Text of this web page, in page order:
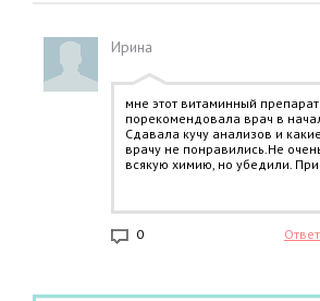
Ирина
мне этот витаминный препарат
порекомендовала врач в
Сдавала кучу анализов и
врачу не понравились.Не
всякую химию, но убедили.
таблетке раз в день, потм
слабить и, в испуге,
очередной прием, рассказала,
усомнилась, что от этих
рисковать не стала.
0